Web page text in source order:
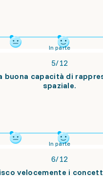
In parte
5/12
buona capacità di
spaziale.
In parte
6/12
velocemente i